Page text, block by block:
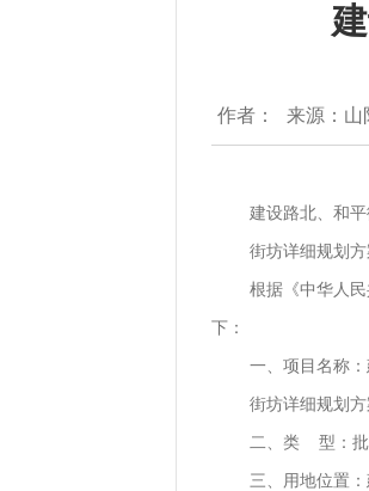
作者： 来源：山
建设路北、和
街坊详细规划
根据《中华人
下：
一、项目名称
街坊详细规划方
二、类 型：
三、用地位置